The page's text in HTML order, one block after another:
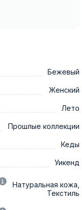
Бежевый
Женский
Лето
Прошлые коллекции
Кеды
Уикенд
Натуральная кожа,
Текстиль